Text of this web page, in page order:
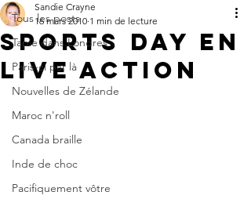
Tous les posts
Tapie dans Londres
Paris-ci par là
Nouvelles de Zélande
Maroc n'roll
Canada braille
Inde de choc
Pacifiquement vôtre
Sports Day en
live action
Sandie Crayne
16 mars 2010 1 min de lecture